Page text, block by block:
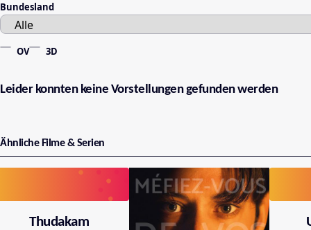
Bundesland
OV 3D
Leider konnten keine Vorstellungen gefunden werden
Ähnliche Filme & Serien
Thudakam